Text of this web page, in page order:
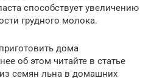
способствует увеличению
грудного молока.
дома
об этом читайте в статье
из семян льна в домашних